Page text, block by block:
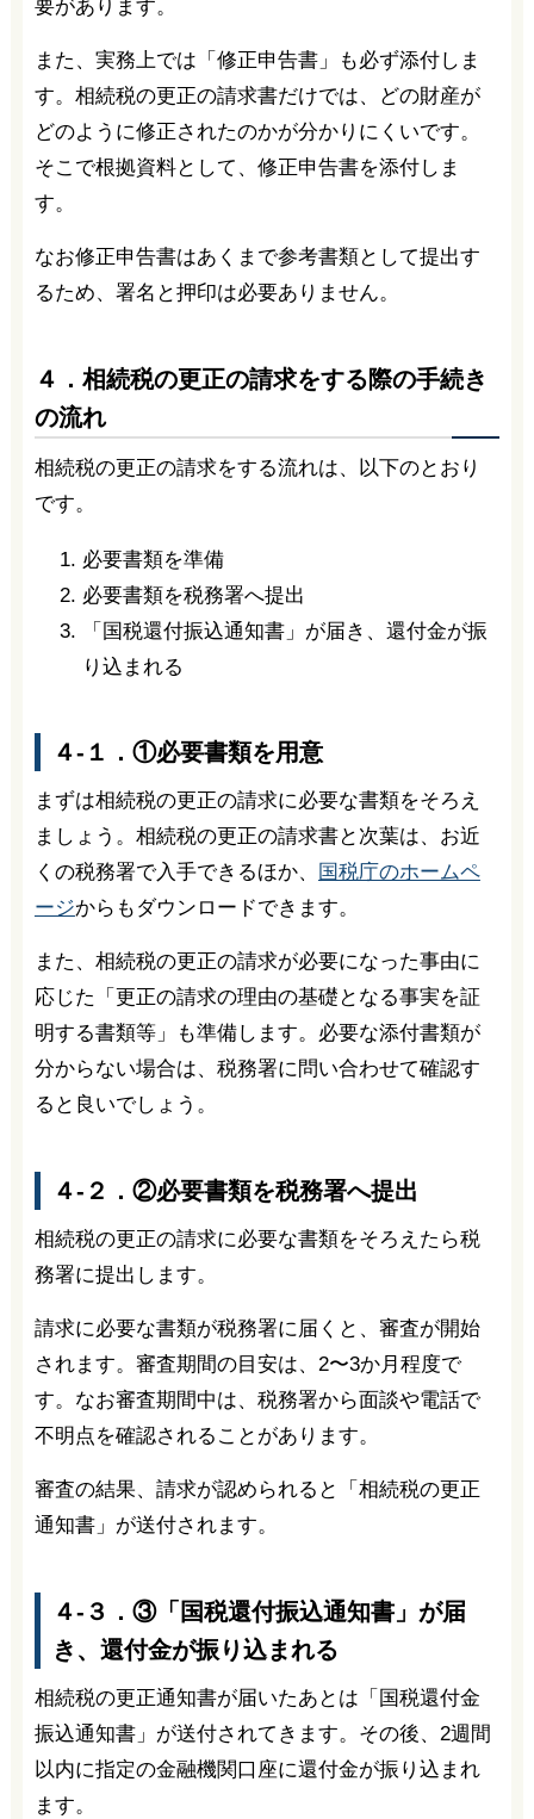
要があります。
また、実務上では「修正申告書」も必ず添付しま
す。相続税の更正の請求書だけでは、どの財産が
どのように修正されたのかが分かりにくいです。
そこで根拠資料として、修正申告書を添付しま
す。
なお修正申告書はあくまで参考書類として提出す
るため、署名と押印は必要ありません。
４．相続税の更正の請求をする際の手続き
の流れ
相続税の更正の請求をする流れは、以下のとおり
です。
必要書類を準備
必要書類を税務署へ提出
「国税還付振込通知書」が届き、還付金が振
り込まれる
４-１．①必要書類を用意
まずは相続税の更正の請求に必要な書類をそろえ
ましょう。相続税の更正の請求書と次葉は、お近
くの税務署で入手できるほか、
国税庁のホームペ
ージからもダウンロードできます。
また、相続税の更正の請求が必要になった事由に
応じた「更正の請求の理由の基礎となる事実を証
明する書類等」も準備します。必要な添付書類が
分からない場合は、税務署に問い合わせて確認す
ると良いでしょう。
４-２．②必要書類を税務署へ提出
相続税の更正の請求に必要な書類をそろえたら税
務署に提出します。
請求に必要な書類が税務署に届くと、審査が開始
されます。審査期間の目安は、2〜3か月程度で
す。なお審査期間中は、税務署から面談や電話で
不明点を確認されることがあります。
審査の結果、請求が認められると「相続税の更正
通知書」が送付されます。
４-３．③「国税還付振込通知書」が届
き、還付金が振り込まれる
相続税の更正通知書が届いたあとは「国税還付金
振込通知書」が送付されてきます。その後、2週間
以内に指定の金融機関口座に還付金が振り込まれ
ます。